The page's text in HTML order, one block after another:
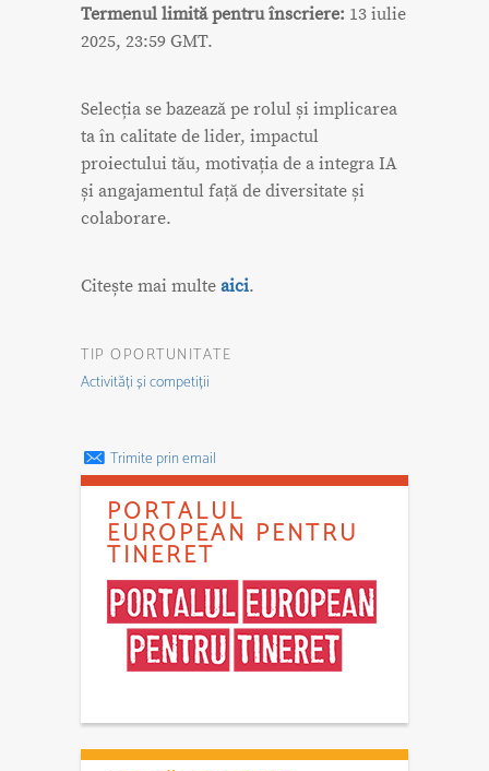
Termenul limită pentru înscriere: 13 iulie
2025, 23:59 GMT.
Selecția se bazează pe rolul și implicarea
ta în calitate de lider, impactul
proiectului tău, motivația de a integra IA
și angajamentul față de diversitate și
colaborare.
Citește mai multe aici.
TIP OPORTUNITATE
Activități și competiții
Trimite prin email
PORTALUL
EUROPEAN PENTRU
TINERET